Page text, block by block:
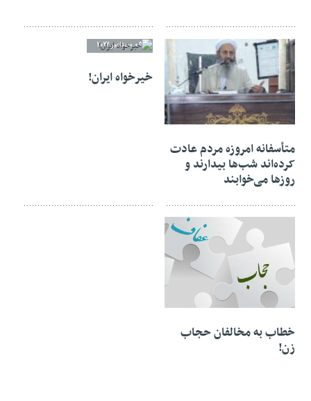
متأسفانه امروزه مردم عادت
کرده‌اند شب‌ها بیدارند و
روزها می‌خوابند
05 سپتامبر 2022
خیرخواه ایران!
خطاب به مخالفان حجاب
زن!